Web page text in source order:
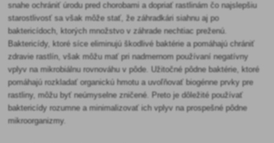
snahe ochrániť úrodu pred chorobami a dopriať rastlinám čo najslepšiu
starostlivosť sa však môže stať, že záhradkári siahnu aj po
baktericídoch, ktorých množstvo v záhrade nechtiac preženú.
Baktericídy, ktoré síce eliminujú škodlivé baktérie a pomáhajú chrániť
zdravie rastlín, však môžu mať pri nadmernom používaní negatívny
vplyv na mikrobiálnu rovnováhu v pôde. Užitočné pôdne baktérie, ktoré
pomáhajú rozkladať organickú hmotu a uvoľňovať biogénne prvky pre
rastliny, môžu byť neúmyselne zničené. Preto je dôležité používať
baktericídy rozumne a minimalizovať ich vplyv na prospešné pôdne
mikroorganizmy.